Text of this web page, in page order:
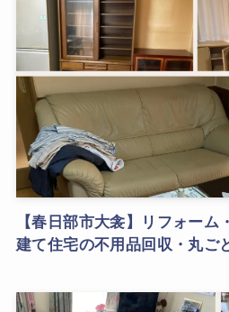
【春日部市大衾】リフォー
建て住宅の不用品回収・丸ご